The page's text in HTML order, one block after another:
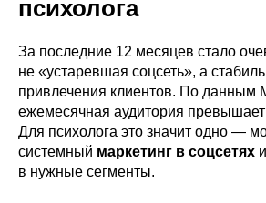
психолога
За последние 12 месяцев стало
не «устаревшая соцсеть», а
привлечения клиентов. По данным
ежемесячная аудитория
Для психолога это значит одно —
системный маркетинг в соцсетях
в нужные сегменты.